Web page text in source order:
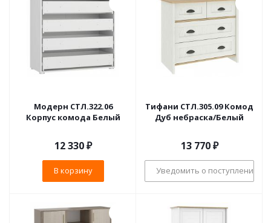
Модерн СТЛ.322.06
Корпус комода Белый
12 330₽
В корзину
Тифани СТЛ.305.09 Комод
Дуб небраска/Белый
13 770₽
Уведомить о поступлении